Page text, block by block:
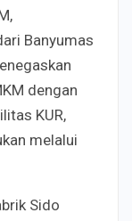
Banyumas
dengan
KUR,
melalui
Sido